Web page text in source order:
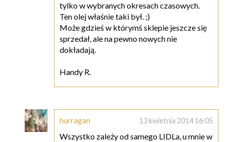
tylko w wybranych okresach czasowych.
Ten olej właśnie taki był. ;)
Może gdzieś w którymś sklepie jeszcze się
sprzedał, ale na pewno nowych nie
dokładają.
Handy R.
hurragan 13 kwietnia 2014 16:05
Wszystko zależy od samego LIDLa, u mnie w